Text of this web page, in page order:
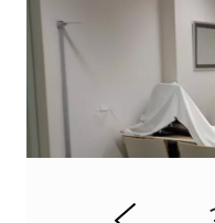
o
g
e